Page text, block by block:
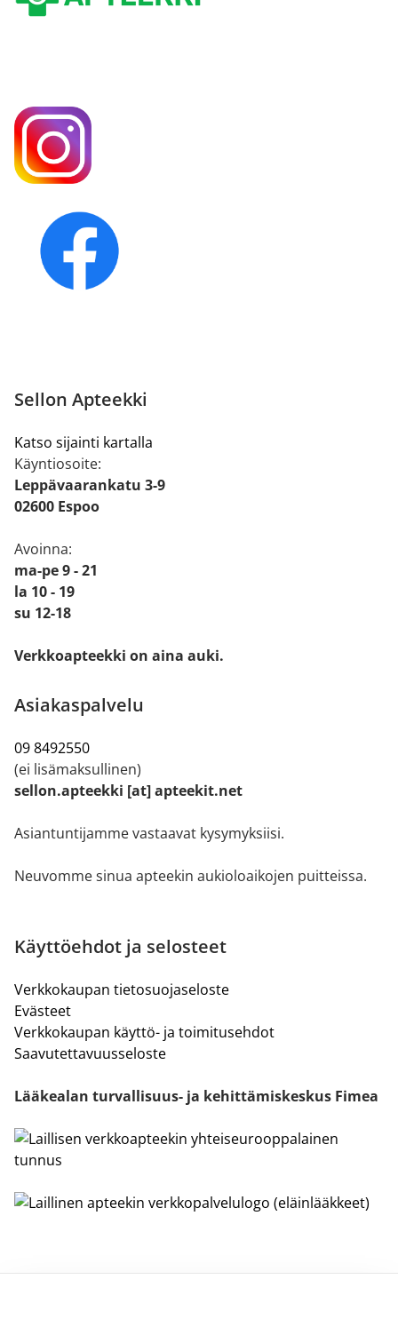
Sellon Apteekki
Katso sijainti kartalla
Käyntiosoite:
Leppävaarankatu 3-9
02600 Espoo
Avoinna:
ma-pe 9 - 21
la 10 - 19
su 12-18
Verkkoapteekki on aina auki.
Asiakaspalvelu
09 8492550
(ei lisämaksullinen)
sellon.apteekki [at] apteekit.net
Asiantuntijamme vastaavat kysymyksiisi.
Neuvomme sinua apteekin aukioloaikojen puitteissa.
Käyttöehdot ja selosteet
Verkkokaupan tietosuojaseloste
Evästeet
Verkkokaupan käyttö- ja toimitusehdot
Saavutettavuusseloste
Lääkealan turvallisuus- ja kehittämiskeskus Fimea